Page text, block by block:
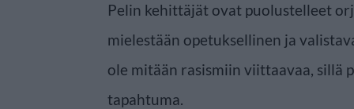
Pelin kehittäjät ovat puolustelleet
mielestään opetuksellinen ja
ole mitään rasismiin viittaavaa, sillä
tapahtuma.